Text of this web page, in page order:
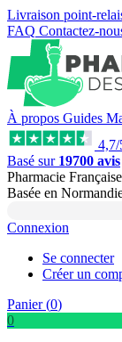
Livraison point-
FAQ Contactez-
À propos Guides
4,7/
Basé sur 19700 avis
Pharmacie Française
Basée en
Connexion
Se connecter
Créer un
Panier (0)
0